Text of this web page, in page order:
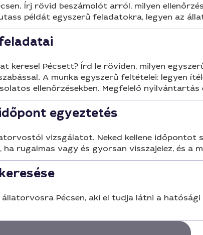
Írj rövid beszámolót arról, milyen
példát egyszerű feladatokra, legyen az
keresel Pécsett? Írd le röviden, milyen
A munka egyszerű feltételei: legyen
ellenőrzésekben. Megfelelő nyilvántartás
egyeztetés
vizsgálatot. Neked kellene időpontot
rugalmas vagy és gyorsan visszajelez, és a
Pécsen, aki el tudja látni a